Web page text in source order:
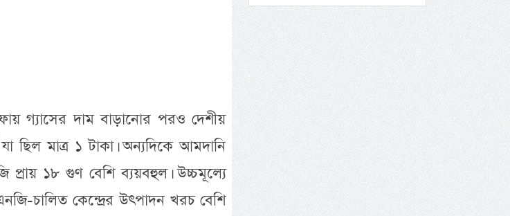
গ্যাসের দাম বাড়ানোর পরও দেশীয়
ছিল মাত্র ১ টাকা। অন্যদিকে আমদানি
১৮ গুণ বেশি ব্যয়বহুল। উচ্চমূল্যে
চালিত কেন্দ্রের উৎপাদন খরচ বেশি